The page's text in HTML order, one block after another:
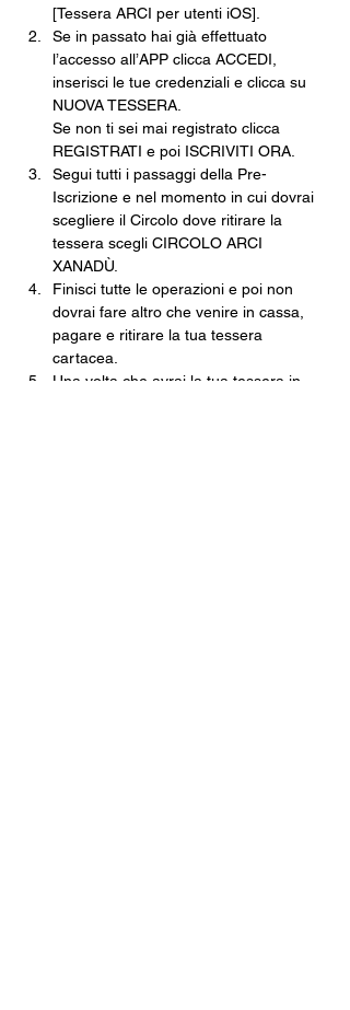
[Tessera ARCI per utenti iOS].
Se in passato hai già effettuato
l’accesso all’APP clicca ACCEDI,
inserisci le tue credenziali e clicca su
NUOVA TESSERA.
Se non ti sei mai registrato clicca
REGISTRATI e poi ISCRIVITI ORA.
Segui tutti i passaggi della Pre-
Iscrizione e nel momento in cui dovrai
scegliere il Circolo dove ritirare la
tessera scegli CIRCOLO ARCI
XANADÙ.
Finisci tutte le operazioni e poi non
dovrai fare altro che venire in cassa,
pagare e ritirare la tua tessera
cartacea.
Una volta che avrai la tua tessera in